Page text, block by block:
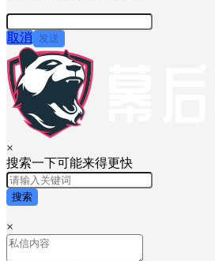
取消 发送
×
搜索一下可能来得更快
搜索
×